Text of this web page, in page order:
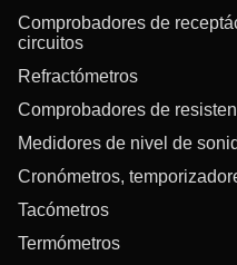
Comprobadores de
circuitos
Refractómetros
Comprobadores de
Medidores de nivel de
Cronómetros,
Tacómetros
Termómetros